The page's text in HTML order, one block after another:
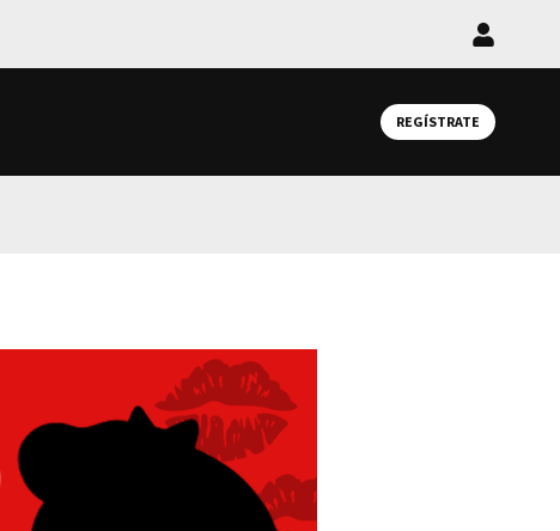
Iniciar
REGÍSTRATE